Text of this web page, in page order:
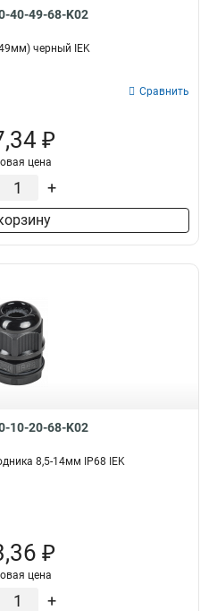
40-49-68-K02
черный IEK
Сравнить
₽
цена
+
10-20-68-K02
8,5-14мм IP68 IEK
₽
цена
+